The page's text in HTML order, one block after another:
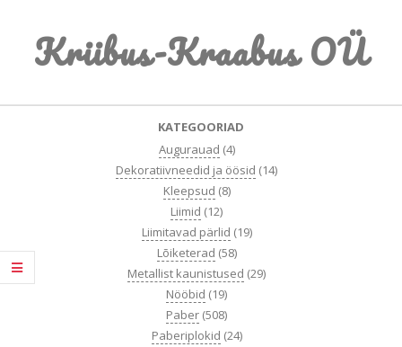
contentKriibus-Kraabus OÜ
KATEGOORIAD
Augurauad (4)
Dekoratiivneedid ja öösid (14)
Kleepsud (8)
Liimid (12)
Liimitavad pärlid (19)
Lõiketerad (58)
Metallist kaunistused (29)
Nööbid (19)
Paber (508)
Paberiplokid (24)